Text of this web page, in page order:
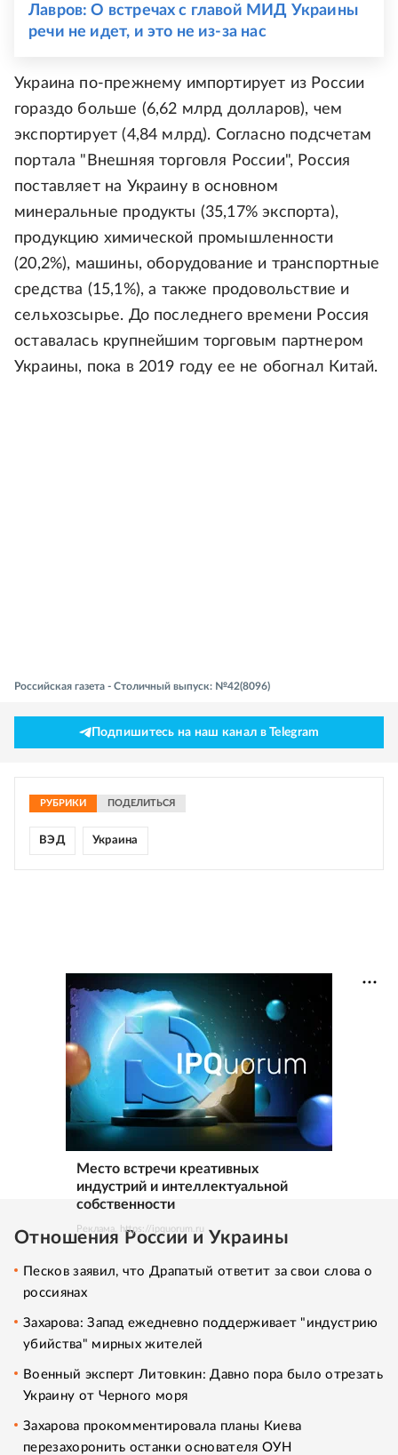
Лавров: О встречах с главой МИД Украины
речи не идет, и это не из-за нас
Украина по-прежнему импортирует из России
гораздо больше (6,62 млрд долларов), чем
экспортирует (4,84 млрд). Согласно подсчетам
портала "Внешняя торговля России", Россия
поставляет на Украину в основном
минеральные продукты (35,17% экспорта),
продукцию химической промышленности
(20,2%), машины, оборудование и транспортные
средства (15,1%), а также продовольствие и
сельхозсырье. До последнего времени Россия
оставалась крупнейшим торговым партнером
Украины, пока в 2019 году ее не обогнал Китай.
Российская газета - Столичный выпуск: №42(8096)
Подпишитесь на наш канал в Telegram
РУБРИКИ ПОДЕЛИТЬСЯ
ВЭД Украина
Место встречи креативных
индустрий и интеллектуальной
собственности
Реклама. https://ipquorum.ru
Отношения России и Украины
Песков заявил, что Драпатый ответит за свои слова о
россиянах
Захарова: Запад ежедневно поддерживает "индустрию
убийства" мирных жителей
Военный эксперт Литовкин: Давно пора было отрезать
Украину от Черного моря
Захарова прокомментировала планы Киева
перезахоронить останки основателя ОУН